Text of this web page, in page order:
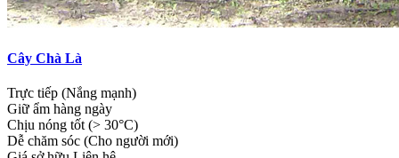
Cây Chà Là
Trực tiếp (Nắng mạnh)
Giữ ẩm hàng ngày
Chịu nóng tốt (> 30°C)
Dễ chăm sóc (Cho người mới)